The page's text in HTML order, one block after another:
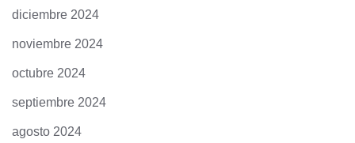
diciembre 2024
noviembre 2024
octubre 2024
septiembre 2024
agosto 2024